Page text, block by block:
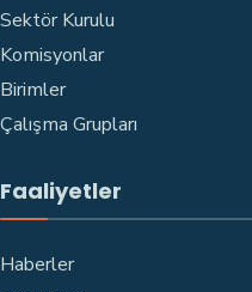
Sektör Kurulu
Komisyonlar
Birimler
Çalışma Grupları
Faaliyetler
Haberler